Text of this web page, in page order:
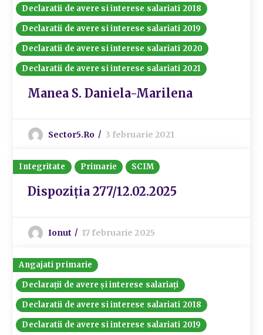
Declaratii de avere si interese salariati 2018
Declaratii de avere si interese salariati 2019
Declaratii de avere si interese salariati 2020
Declaratii de avere si interese salariati 2021
Manea S. Daniela-Marilena
Sector5.ro 3 februarie 2021
Integritate Primarie SCIM
Dispoziția 277/12.02.2025
Ionut 17 februarie 2025
Angajati primarie
Declarații de avere și interese salariați
Declaratii de avere si interese salariati 2018
Declaratii de avere si interese salariati 2019